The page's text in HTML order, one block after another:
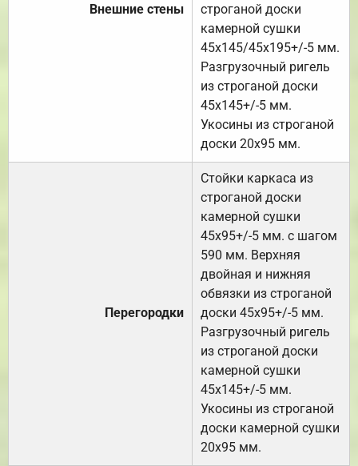
Внешние стены
строганой доски
камерной сушки
45х145/45х195+/-5 мм.
Разгрузочный ригель
из строганой доски
45х145+/-5 мм.
Укосины из строганой
доски 20х95 мм.
Перегородки
Стойки каркаса из
строганой доски
камерной сушки
45х95+/-5 мм. с шагом
590 мм. Верхняя
двойная и нижняя
обвязки из строганой
доски 45х95+/-5 мм.
Разгрузочный ригель
из строганой доски
камерной сушки
45х145+/-5 мм.
Укосины из строганой
доски камерной сушки
20х95 мм.